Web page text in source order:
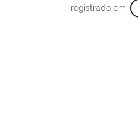
registrado em: